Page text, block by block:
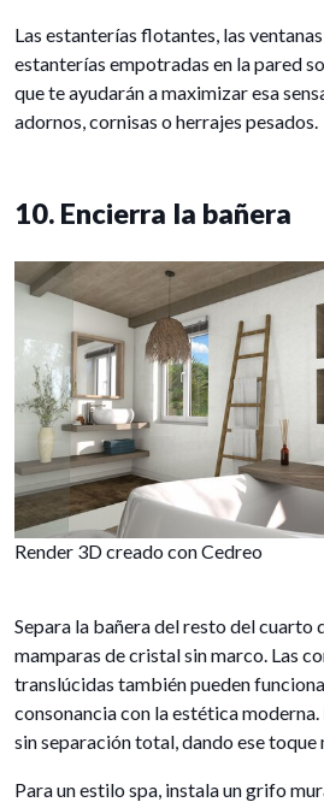
Las estanterías flotantes, las
estanterías empotradas en la pared
que te ayudarán a maximizar esa
adornos, cornisas o herrajes pesados.
10. Encierra la bañera
Render 3D creado con Cedreo
Separa la bañera del resto del cuarto
mamparas de cristal sin marco. Las
translúcidas también pueden
consonancia con la estética
sin separación total, dando ese
Para un estilo spa, instala un grifo